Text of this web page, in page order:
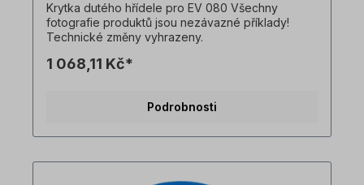
Krytka dutého hřídele pro EV 080 Všechny
fotografie produktů jsou nezávazné příklady!
Technické změny vyhrazeny.
1 068,11 Kč*
Podrobnosti